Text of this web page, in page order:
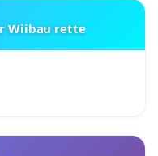
Wiibau rette